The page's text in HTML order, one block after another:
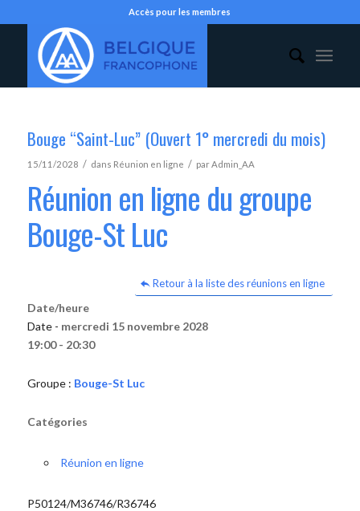
Accès pour les membres
Bouge “Saint-Luc” (Ouvert 1° mercredi du mois)
15/11/2028 / dans Réunion en ligne / parAdmin_AA
Réunion en ligne du groupe
Bouge-St Luc
Retour à la liste des réunions en ligne
Date/heure
Date - mercredi 15 novembre 2028
19:00 - 20:30
Groupe : Bouge-St Luc
Catégories
Réunion en ligne
P50124/M36746/R36746